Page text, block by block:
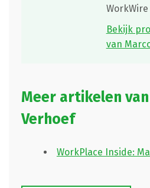
WorkWire
Bekijk
van
Meer artikelen
Verhoef
WorkPlace Inside: